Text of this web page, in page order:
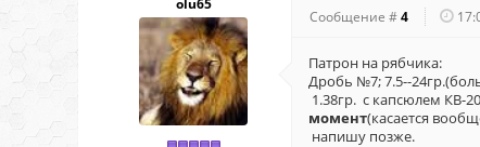
olu65
Сообщение #4
Патрон на рябчика:
Дробь №7; 7.5--
1.38гр. с капсюлем КВ-
момент(касается
напишу позже.